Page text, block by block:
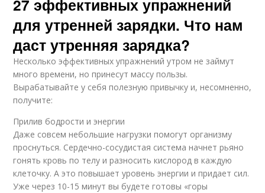
27 эффективных упражнений
для утренней зарядки. Что нам
даст утренняя зарядка?
Несколько эффективных упражнений утром не займут
много времени, но принесут массу пользы.
Вырабатывайте у себя полезную привычку и, несомненно,
получите:
Прилив бодрости и энергии
Даже совсем небольшие нагрузки помогут организму
проснуться. Сердечно-сосудистая система начнет рьяно
гонять кровь по телу и разносить кислород в каждую
клеточку. А это повышает уровень энергии и придает сил.
Уже через 10-15 минут вы будете готовы «горы